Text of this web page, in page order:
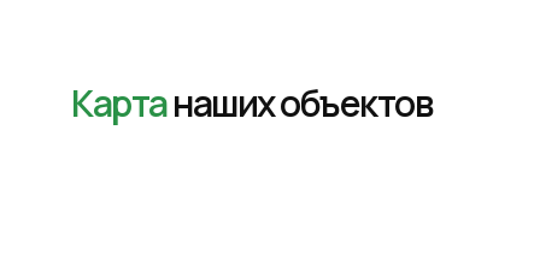
Картанаших объектов